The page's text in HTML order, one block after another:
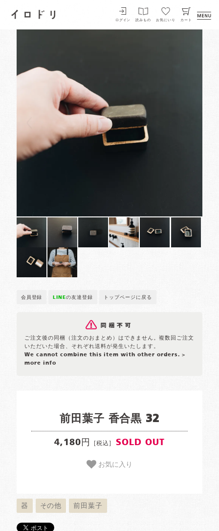
イロドリ
ログイン 読みもの お気にいり カート
会員登録 LINEの友達登録 トップページに戻る
ご注文後の同梱（注文のおまとめ）はできません。複数回ご注文
いただいた場合、それぞれ送料が発生いたします。
We cannot combine this item with other orders. >
more info
前田葉子 香合黒 32
4,180円 [税込] SOLD OUT
お気に入り
器 その他 前田葉子